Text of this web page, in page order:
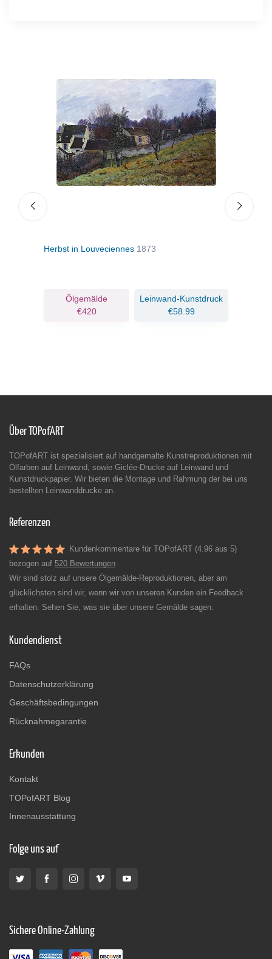
Herbst in Louveciennes 1873
Ölgemälde
€420
Leinwand-Kunstdruck
€58.99
Über TOPofART
TOPofART ist spezialisiert auf handgemalte Kunstreproduktionen mit
Ölfarben auf Leinwand, sowie Giclée-Drucke auf Leinwand und
Kunstdruckpapier. Wir bieten die Montage und Rahmung der bei uns
bestellten Leinwanddrucke an.
Referenzen
Kundenkommentare für TOPofART (4.96 aus 5)
bezogen auf 520 Bewertungen
Wir sind stolz auf unsere Ölgemälde-Reproduktionen, aber am
glücklichsten sind wir, wenn wir von unseren Kunden ein Feedback
erhalten. Sehen Sie, was sie über unsere Gemälde sagen.
Kundendienst
FAQs
Datenschutzerklärung
Geschäftsbedingungen
Rücknahmegarantie
Erkunden
Kontakt
TOPofART Blog
Innenausstattung
Folge uns auf
Sichere Online-Zahlung